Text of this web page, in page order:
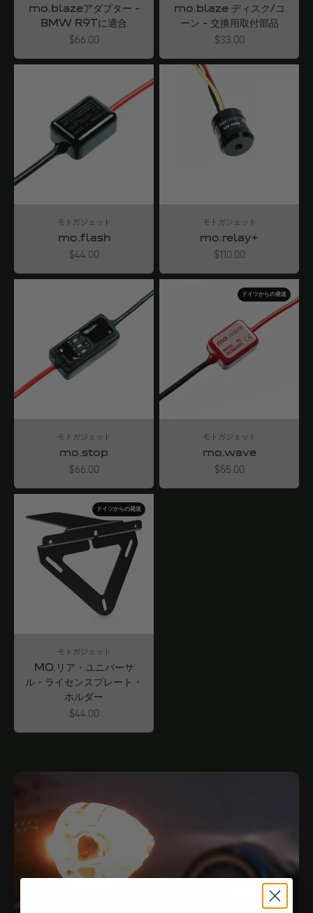
mo.blazeアダプター -
BMW R9Tに適合
Angebot
$66.00
mo.blaze ディスク/コ
ーン - 交換用取付部品
Angebot
$33.00
モトガジェット
mo.flash
Angebot
$44.00
モトガジェット
mo.relay+
Angebot
$110.00
モトガジェット
mo.stop
Angebot
$66.00
ドイツからの発送
モトガジェット
mo.wave
Angebot
$55.00
ドイツからの発送
モトガジェット
MO.リア・ユニバーサ
ル・ライセンスプレート・
ホルダー
Angebot
$44.00